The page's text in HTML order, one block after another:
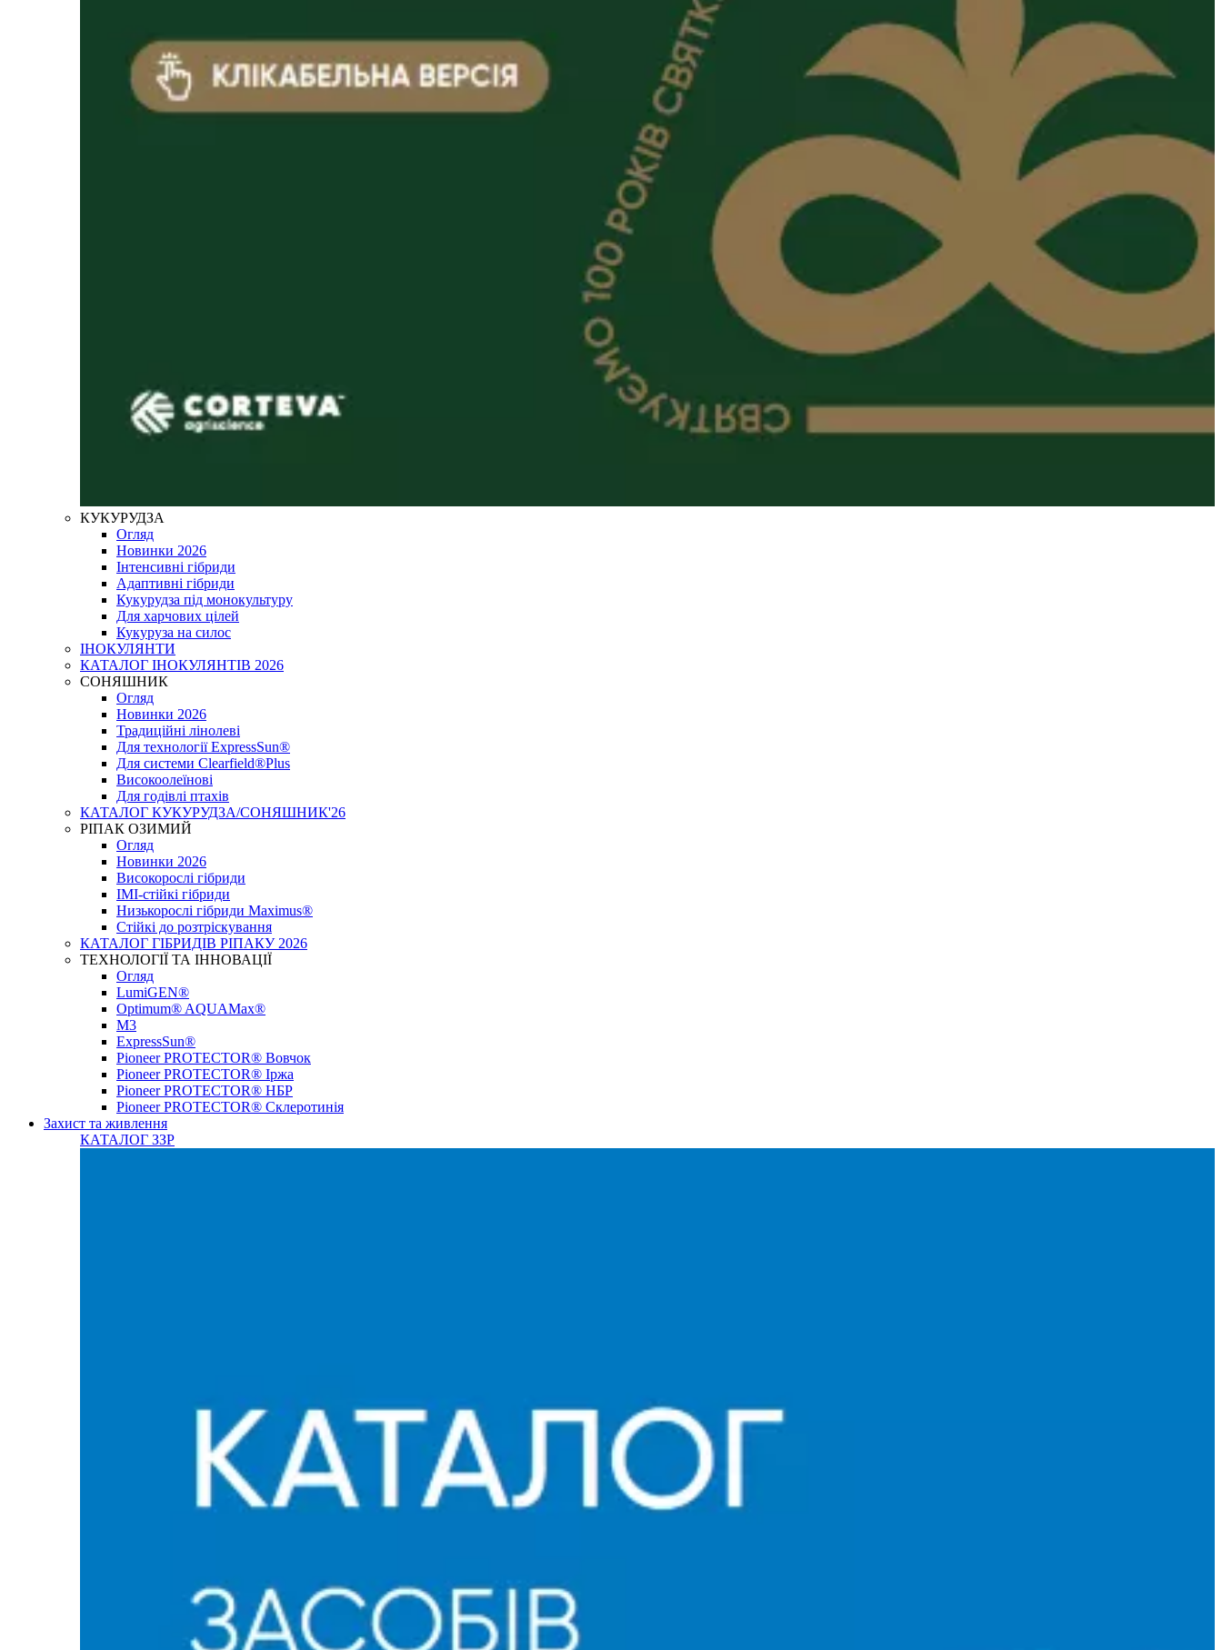
КУКУРУДЗА
Огляд
Новинки 2026
Інтенсивні гібриди
Адаптивні гібриди
Кукурудза під монокультуру
Для харчових цілей
Кукуруза на силос
ІНОКУЛЯНТИ
КАТАЛОГ ІНОКУЛЯНТІВ 2026
СОНЯШНИК
Огляд
Новинки 2026
Традиційні лінолеві
Для технології ExpressSun®
Для системи Clearfield®Plus
Високоолеїнові
Для годівлі птахів
КАТАЛОГ КУКУРУДЗА/СОНЯШНИК'26
РІПАК ОЗИМИЙ
Огляд
Новинки 2026
Високорослі гібриди
IMI-стійкі гібриди
Низькорослі гібриди Maximus®
Стійкі до розтріскування
КАТАЛОГ ГІБРИДІВ РІПАКУ 2026
ТЕХНОЛОГІЇ ТА ІННОВАЦІЇ
Огляд
LumiGEN®
Optimum® AQUAMax®
М3
ExpressSun®
Pioneer PROTECTOR® Вовчок
Pioneer PROTECTOR® Іржа
Pioneer PROTECTOR® НБР
Pioneer PROTECTOR® Склеротинія
Захист та живлення
КАТАЛОГ ЗЗР